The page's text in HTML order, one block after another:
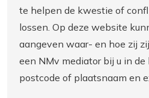
te helpen de kwestie of
lossen. Op deze website
aangeven waar- en hoe zij
een NMv mediator bij u in de
postcode of plaatsnaam en